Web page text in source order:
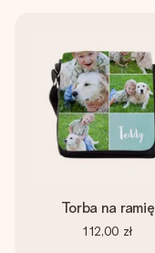
Torba na ramię
112,00 zł